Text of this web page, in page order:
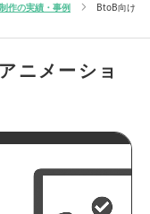
作の実績・事例
BtoB向け
ニメーショ